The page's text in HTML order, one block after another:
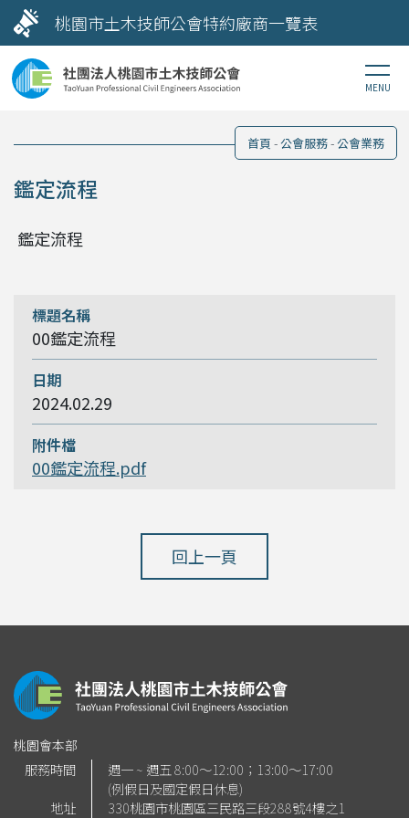
桃園市土木技師公會特約廠商一覽表
鑑定流程
首頁 公會服務 公會業務
鑑定流程
00鑑定流程
2024.02.29
00鑑定流程.pdf
回上一頁
桃園會本部
服務時間
週一 ~ 週五 8:00～12:00；13:00～17:00
(例假日及國定假日休息)
地址
330桃園市桃園區三民路三段288號4樓之1